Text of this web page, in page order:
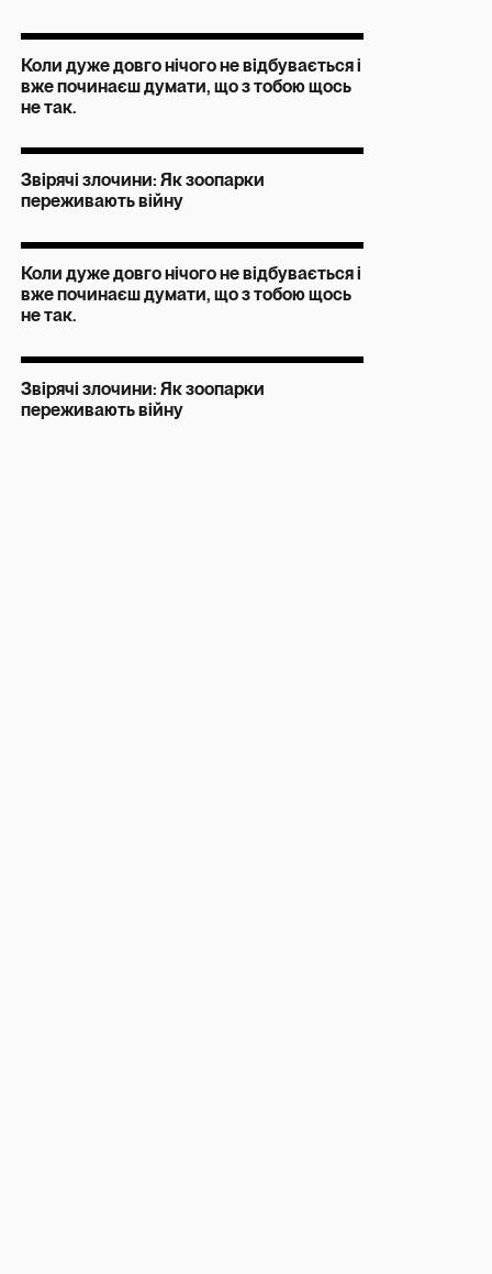
Коли дуже довго нічого не відбувається і
вже починаєш думати, що з тобою щось
не так.
Звірячі злочини: Як зоопарки
переживають війну
Коли дуже довго нічого не відбувається і
вже починаєш думати, що з тобою щось
не так.
Звірячі злочини: Як зоопарки
переживають війну